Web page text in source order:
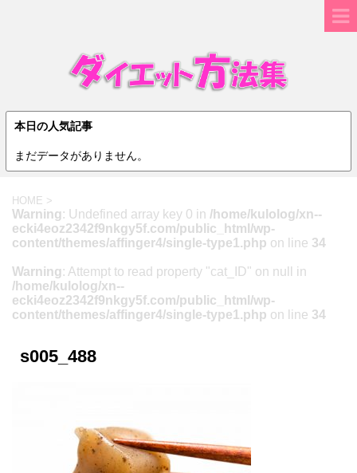
本日の人気記事
まだデータがありません。
HOME >
Warning: Undefined array key 0 in /home/kulolog/xn--
ecki4eoz2342f9nkgy5f.com/public_html/wp-
content/themes/affinger4/single-type1.php on line 34
Warning: Attempt to read property "cat_ID" on null in
/home/kulolog/xn--
ecki4eoz2342f9nkgy5f.com/public_html/wp-
content/themes/affinger4/single-type1.php on line 34
s005_488